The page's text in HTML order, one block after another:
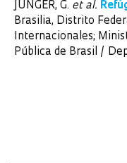
JUNGER, G. et al.
Brasilia, Distrito
Internacionales;
Pública de Brasil /